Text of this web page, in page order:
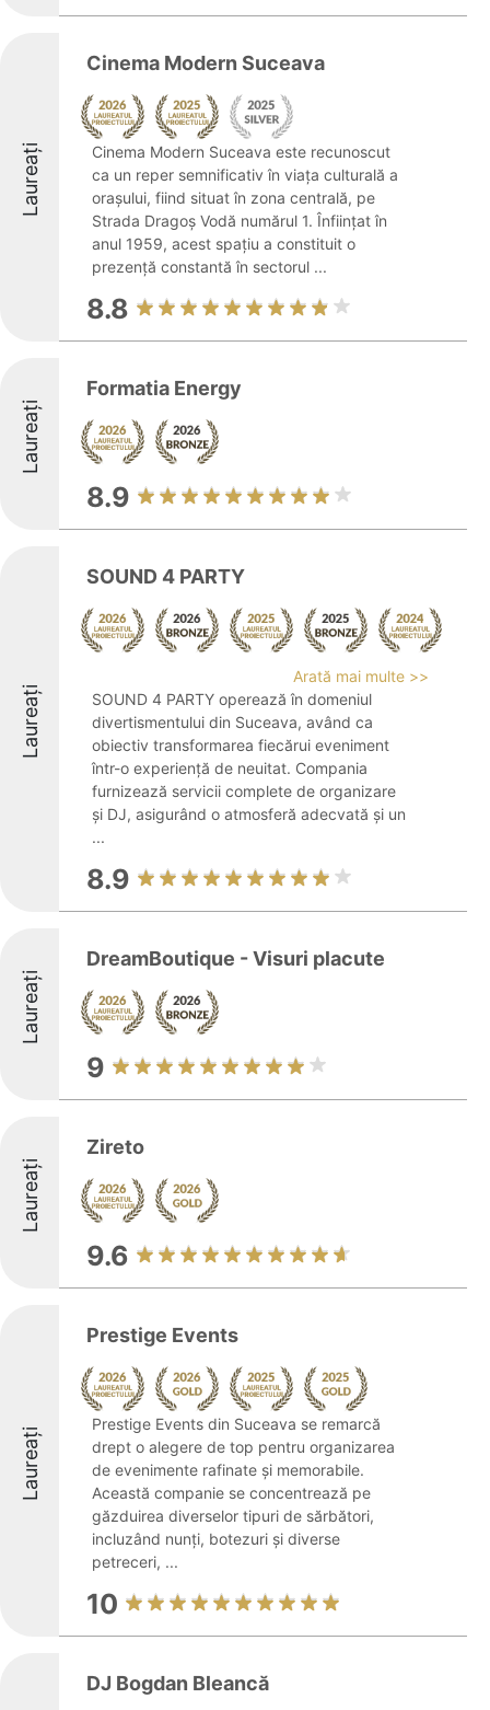
Laureați
Cinema Modern Suceava
Cinema Modern Suceava este recunoscut
ca un reper semnificativ în viața culturală a
orașului, fiind situat în zona centrală, pe
Strada Dragoș Vodă numărul 1. Înființat în
anul 1959, acest spațiu a constituit o
prezență constantă în sectorul ...
8.8
Laureați
Formatia Energy
8.9
Laureați
SOUND 4 PARTY
Arată mai multe >>
SOUND 4 PARTY operează în domeniul
divertismentului din Suceava, având ca
obiectiv transformarea fiecărui eveniment
într-o experiență de neuitat. Compania
furnizează servicii complete de organizare
și DJ, asigurând o atmosferă adecvată și un
...
8.9
Laureați
DreamBoutique - Visuri placute
9
Laureați
Zireto
9.6
Laureați
Prestige Events
Prestige Events din Suceava se remarcă
drept o alegere de top pentru organizarea
de evenimente rafinate și memorabile.
Această companie se concentrează pe
găzduirea diverselor tipuri de sărbători,
incluzând nunți, botezuri și diverse
petreceri, ...
10
DJ Bogdan Bleancă